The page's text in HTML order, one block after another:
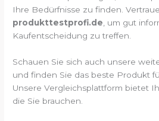
Ihre Bedürfnisse zu finden.
produkttestprofi.de, um gut
Kaufentscheidung zu treffen.
Schauen Sie sich auch unsere
und finden Sie das beste Produkt
Unsere Vergleichsplattform bietet
die Sie brauchen.